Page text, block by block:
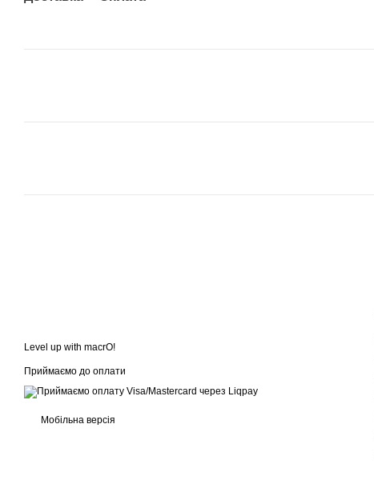
Level up with macrO!
Приймаємо до оплати
Мобільна версія